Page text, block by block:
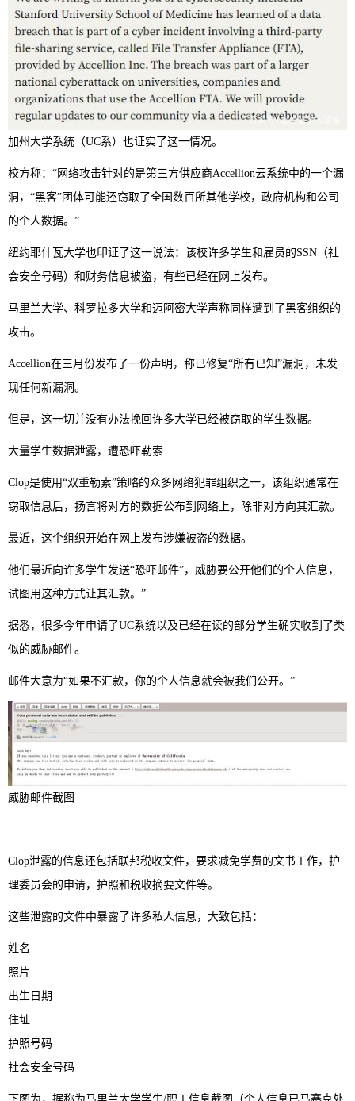
加州大学系统（UC系）也证实了这一情况。
校方称：“网络攻击针对的是第三方供应商Accellion云系统中的一个漏
洞，“黑客”团体可能还窃取了全国数百所其他学校，政府机构和公司
的个人数据。”
纽约耶什瓦大学也印证了这一说法：该校许多学生和雇员的SSN（社
会安全号码）和财务信息被盗，有些已经在网上发布。
马里兰大学、科罗拉多大学和迈阿密大学声称同样遭到了黑客组织的
攻击。
Accellion在三月份发布了一份声明，称已修复“所有已知”漏洞，未发
现任何新漏洞。
但是，这一切并没有办法挽回许多大学已经被窃取的学生数据。
大量学生数据泄露，遭恐吓勒索
Clop是使用“双重勒索”策略的众多网络犯罪组织之一，该组织通常在
窃取信息后，扬言将对方的数据公布到网络上，除非对方向其汇款。
最近，这个组织开始在网上发布涉嫌被盗的数据。
他们最近向许多学生发送“恐吓邮件”，威胁要公开他们的个人信息，
试图用这种方式让其汇款。”
据悉，很多今年申请了UC系统以及已经在读的部分学生确实收到了类
似的威胁邮件。
邮件大意为“如果不汇款，你的个人信息就会被我们公开。”
威胁邮件截图
Clop泄露的信息还包括联邦税收文件，要求减免学费的文书工作，护
理委员会的申请，护照和税收摘要文件等。
这些泄露的文件中暴露了许多私人信息，大致包括：
姓名
照片
出生日期
住址
护照号码
社会安全号码